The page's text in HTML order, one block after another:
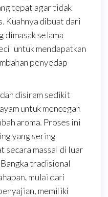
tepat agar tidak
Kuahnya dibuat dari
dimasak selama
untuk mendapatkan
penyedap
disiram sedikit
untuk mencegah
aroma. Proses ini
yang sering
secara massal di luar
tradisional
mulai dari
memiliki